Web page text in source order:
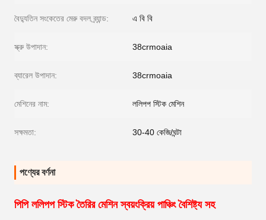
বৈদ্যুতিন সংকেতের মেরু বদল ব্র্যান্ড: এ বি বি
স্ক্রু উপাদান: 38crmoaia
ব্যারেল উপাদান: 38crmoaia
মেশিনের নাম: ললিপপ স্টিক মেশিন
সক্ষমতা: 30-40 কেজি/ঘন্টা
পণ্যের বর্ণনা
পিপি ললিপপ স্টিক তৈরির মেশিন স্বয়ংক্রিয় পাঞ্চিং বৈশিষ্ট্য সহ